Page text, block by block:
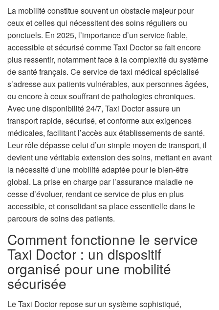
La mobilité constitue souvent un obstacle majeur pour
ceux et celles qui nécessitent des soins réguliers ou
ponctuels. En 2025, l’importance d’un service fiable,
accessible et sécurisé comme Taxi Doctor se fait encore
plus ressentir, notamment face à la complexité du système
de santé français. Ce service de taxi médical spécialisé
s’adresse aux patients vulnérables, aux personnes âgées,
ou encore à ceux souffrant de pathologies chroniques.
Avec une disponibilité 24/7, Taxi Doctor assure un
transport rapide, sécurisé, et conforme aux exigences
médicales, facilitant l’accès aux établissements de santé.
Leur rôle dépasse celui d’un simple moyen de transport, il
devient une véritable extension des soins, mettant en avant
la nécessité d’une mobilité adaptée pour le bien-être
global. La prise en charge par l’assurance maladie ne
cesse d’évoluer, rendant ce service de plus en plus
accessible, et consolidant sa place essentielle dans le
parcours de soins des patients.
Comment fonctionne le service
Taxi Doctor : un dispositif
organisé pour une mobilité
sécurisée
Le Taxi Doctor repose sur un système sophistiqué,